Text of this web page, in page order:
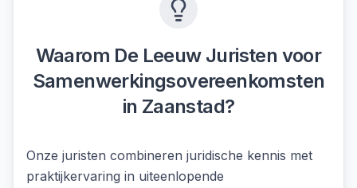
Waarom De Leeuw Juristen voor
Samenwerkingsovereenkomsten
in Zaanstad?
Onze juristen combineren juridische kennis met
praktijkervaring in uiteenlopende